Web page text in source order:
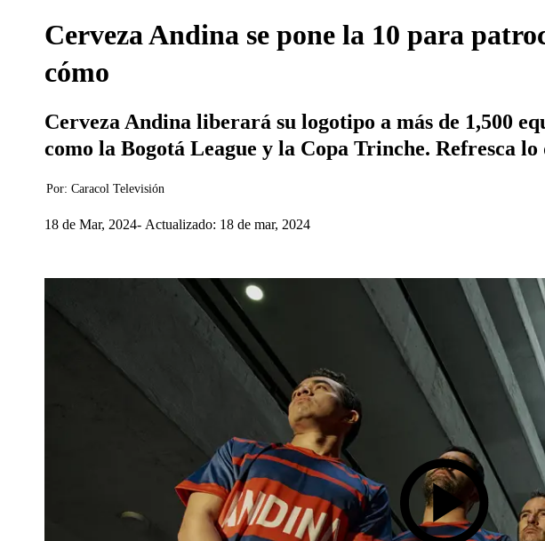
Cerveza Andina se pone la 10 para
cómo
Cerveza Andina liberará su logotipo a más de 1,500
como la Bogotá League y la Copa Trinche. Refresca
Por: Caracol Televisión
18 de Mar, 2024 Actualizado: 18 de mar, 2024